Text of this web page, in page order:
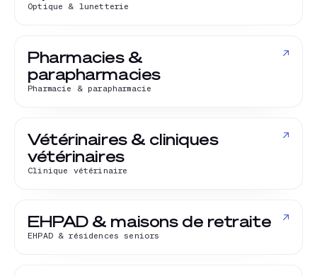
Optique & lunetterie
Pharmacies &
parapharmacies
Pharmacie & parapharmacie
↗
Vétérinaires & cliniques
vétérinaires
Clinique vétérinaire
↗
EHPAD & maisons de retraite
EHPAD & résidences seniors
↗